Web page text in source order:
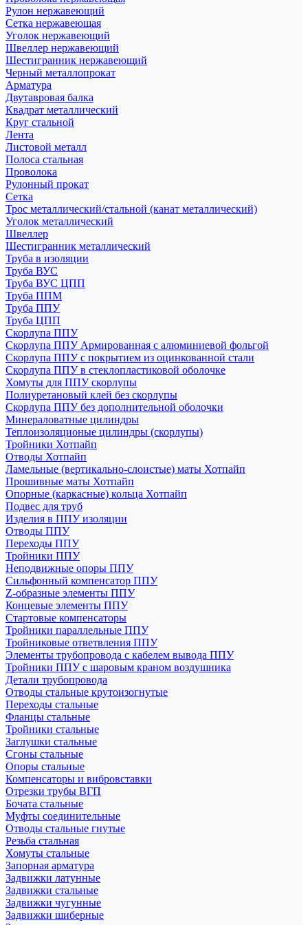
Рулон нержавеющий
Сетка нержавеющая
Уголок нержавеющий
Швеллер нержавеющий
Шестигранник нержавеющий
Черный металлопрокат
Арматура
Двутавровая балка
Квадрат металлический
Круг стальной
Лента
Листовой металл
Полоса стальная
Проволока
Рулонный прокат
Сетка
Трос металлический/стальной (канат металлический)
Уголок металлический
Швеллер
Шестигранник металлический
Труба в изоляции
Труба ВУС
Труба ВУС ЦПП
Труба ППМ
Труба ППУ
Труба ЦПП
Скорлупа ППУ
Скорлупа ППУ Армированная с алюминиевой фольгой
Скорлупа ППУ с покрытием из оцинкованной стали
Скорлупа ППУ в стеклопластиковой оболочке
Хомуты для ППУ скорлупы
Полиуретановый клей без скорлупы
Скорлупа ППУ без дополнительной оболочки
Минераловатные цилиндры
Теплоизоляционые цилиндры (скорлупы)
Тройники Хотпайп
Отводы Хотпайп
Ламельные (вертикально-слоистые) маты Хотпайп
Прошивные маты Хотпайп
Опорные (каркасные) кольца Хотпайп
Подвес для труб
Изделия в ППУ изоляции
Отводы ППУ
Переходы ППУ
Тройники ППУ
Неподвижные опоры ППУ
Cильфонный компенсатор ППУ
Z-образные элементы ППУ
Концевые элементы ППУ
Стартовые компенсаторы
Тройники параллельные ППУ
Тройниковые ответвления ППУ
Элементы трубопровода с кабелем вывода ППУ
Тройники ППУ с шаровым краном воздушника
Детали трубопровода
Отводы стальные крутоизогнутые
Переходы стальные
Фланцы стальные
Тройники стальные
Заглушки стальные
Сгоны стальные
Опоры стальные
Компенсаторы и вибровставки
Отрезки трубы ВГП
Бочата стальные
Муфты соединительные
Отводы стальные гнутые
Резьба стальная
Хомуты стальные
Запорная арматура
Задвижки латунные
Задвижки стальные
Задвижки чугунные
Задвижки шиберные